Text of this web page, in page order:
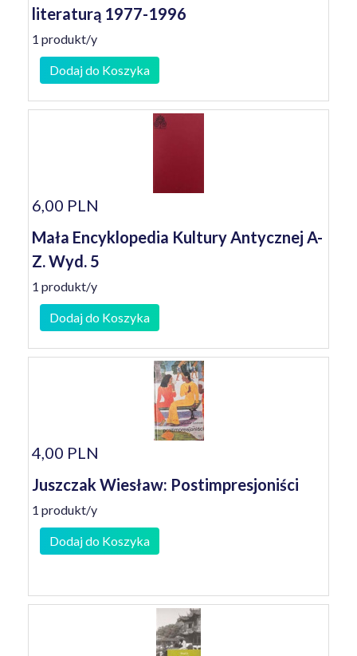
literaturą 1977-1996
1 produkt/y
Dodaj do Koszyka
6,00 PLN
Mała Encyklopedia Kultury Antycznej A-
Z. Wyd. 5
1 produkt/y
Dodaj do Koszyka
4,00 PLN
Juszczak Wiesław: Postimpresjoniści
1 produkt/y
Dodaj do Koszyka